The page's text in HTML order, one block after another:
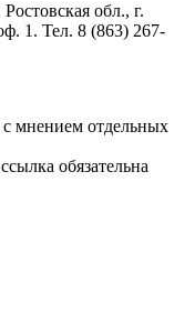
обл., г.
1. Тел. 8 (863) 267-
мнением отдельных
обязательна